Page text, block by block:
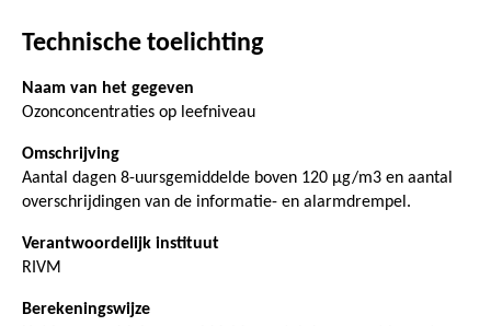
Technische toelichting
Naam van het gegeven
Ozonconcentraties op leefniveau
Omschrijving
Aantal dagen 8-uursgemiddelde boven 120 μg/m3 en aantal
overschrijdingen van de informatie- en alarmdrempel.
Verantwoordelijk instituut
RIVM
Berekeningswijze